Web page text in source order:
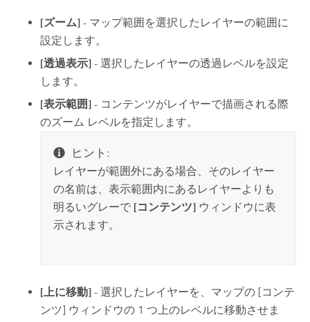
[ズーム] - マップ範囲を選択したレイヤーの範囲に
設定します。
[透過表示] - 選択したレイヤーの透過レベルを設定
します。
[表示範囲] - コンテンツがレイヤーで描画される際
のズーム レベルを指定します。
ヒント:
レイヤーが範囲外にある場合、そのレイヤー
の名前は、表示範囲内にあるレイヤーよりも
明るいグレーで [コンテンツ]ウィンドウに表
示されます。
[上に移動] - 選択したレイヤーを、マップの [コンテ
ンツ] ウィンドウの 1 つ上のレベルに移動させま